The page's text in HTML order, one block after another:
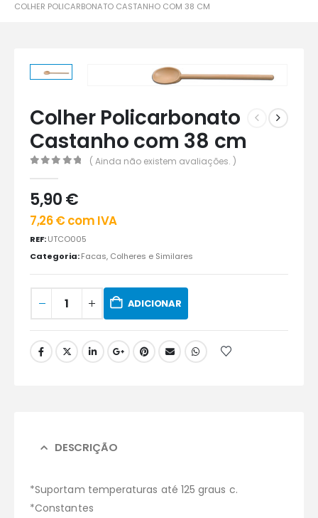
COLHER POLICARBONATO CASTANHO COM 38 CM
Colher Policarbonato
Castanho com 38 cm
( Ainda não existem avaliações. )
5,90€
7,26€com IVA
REF:UTCO005
Categoria:Facas, Colheres e Similares
ADICIONAR
DESCRIÇÃO
*Suportam temperaturas até 125 graus c.
*Constantes